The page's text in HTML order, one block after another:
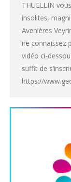
THUELLIN
insolites,
Avenières
ne connaissez
vidéo ci-
suffit de
https://